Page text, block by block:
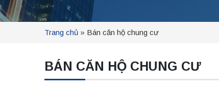
Trang chủ » Bán căn hộ chung cư
BÁN CĂN HỘ CHUNG CƯ